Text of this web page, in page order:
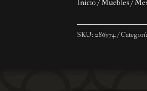
Inicio/Muebles /
SKU:286574